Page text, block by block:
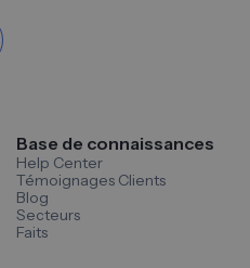
Base de connaissances
Help Center
Témoignages Clients
Blog
Secteurs
Faits